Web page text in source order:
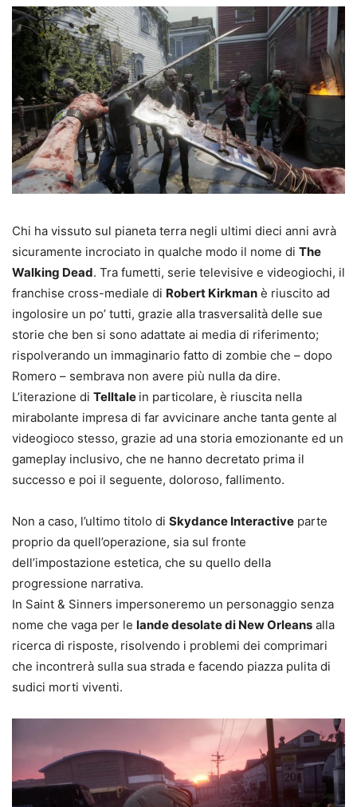
Chi ha vissuto sul pianeta terra negli ultimi dieci anni avrà
sicuramente incrociato in qualche modo il nome di The
Walking Dead. Tra fumetti, serie televisive e videogiochi, il
franchise cross-mediale di Robert Kirkman è riuscito ad
ingolosire un po’ tutti, grazie alla trasversalità delle sue
storie che ben si sono adattate ai media di riferimento;
rispolverando un immaginario fatto di zombie che – dopo
Romero – sembrava non avere più nulla da dire.
L’iterazione di Telltale in particolare, è riuscita nella
mirabolante impresa di far avvicinare anche tanta gente al
videogioco stesso, grazie ad una storia emozionante ed un
gameplay inclusivo, che ne hanno decretato prima il
successo e poi il seguente, doloroso, fallimento.
Non a caso, l’ultimo titolo di Skydance Interactive parte
proprio da quell’operazione, sia sul fronte
dell’impostazione estetica, che su quello della
progressione narrativa.
In Saint & Sinners impersoneremo un personaggio senza
nome che vaga per le lande desolate di New Orleans alla
ricerca di risposte, risolvendo i problemi dei comprimari
che incontrerà sulla sua strada e facendo piazza pulita di
sudici morti viventi.